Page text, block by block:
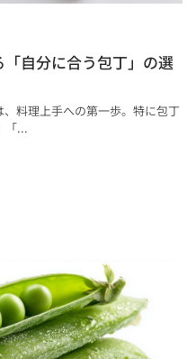
自分に合う包丁」の選
料理上手への第一歩。特に包丁
「...